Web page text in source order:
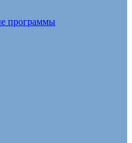
программы